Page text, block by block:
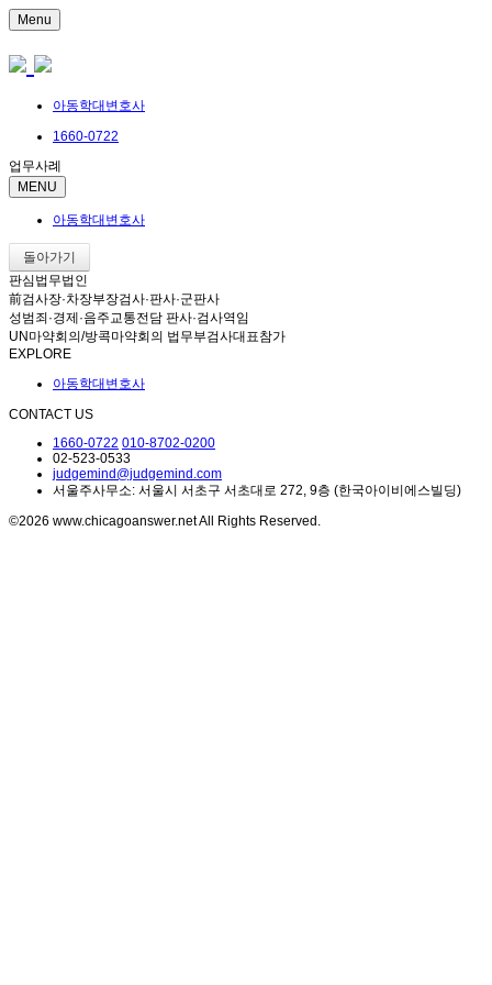
Menu
아동학대변호사
1660-0722
업무사례
MENU
아동학대변호사
돌아가기
판심법무법인
前검사장·차장부장검사·판사·군판사
성범죄·경제·음주교통전담 판사·검사역임
UN마약회의/방콕마약회의 법무부검사대표참가
EXPLORE
아동학대변호사
CONTACT US
1660-0722 010-8702-0200
02-523-0533
judgemind@judgemind.com
서울주사무소: 서울시 서초구 서초대로 272, 9층 (한국아이비에스빌딩)
©2026 www.chicagoanswer.net All Rights Reserved.